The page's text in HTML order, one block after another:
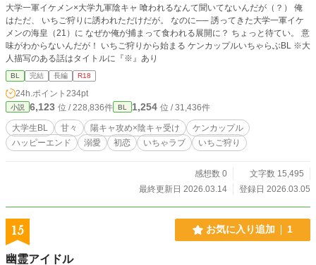
大学一軍イケメン×大学九軍陰キャ 喰われるなんて聞いてないんだが（？） 俺
はただ、 いちご狩りに誘われただけだが。 なのに── 誘ってきた大学一軍イケ
メンの海皇（21）に なぜか俺が捕まって食われる展開に？ ちょっと待てい。 意
味がわからないんだが！ いちご狩りから始まる ケンカップルいちゃらぶBL ※大
人描写のある話はタイトルに『※』あり
BL 完結 長編 R18
24h.ポイント 234pt
小説 6,123 位 / 228,836件 BL 1,254 位 / 31,436件
大学生BL 甘々 陽キャ攻め×陰キャ受け
ケンカップル
ハッピーエンド
溺愛 初恋 いちゃラブ いちご狩り
感想数 0
文字数 15,495
最終更新日 2026.03.14
登録日 2026.03.05
15 お気に入り追加 1
幽霊アイドル